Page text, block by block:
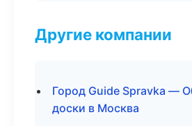
Другие компании
Город Guide Spravka —
доски в Москва